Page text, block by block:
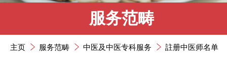
服务范畴
主页 服务范畴 中医及中医专科服务 註册中医师名单